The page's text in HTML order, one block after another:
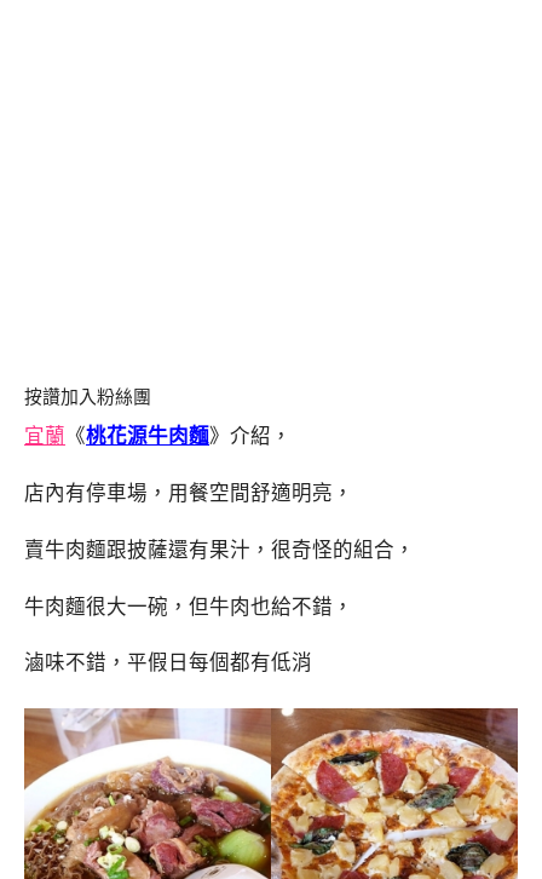
按讚加入粉絲團
宜蘭 《桃花源牛肉麵》介紹，
店內有停車場，用餐空間舒適明亮，
賣牛肉麵跟披薩還有果汁，很奇怪的組合，
牛肉麵很大一碗，但牛肉也給不錯，
滷味不錯，平假日每個都有低消